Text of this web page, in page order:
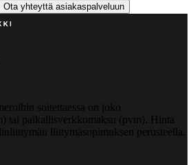
Ota yhteyttä asiakaspalveluun
soitettaessa on joko
tai paikallisverkkomaksu (pvm). Hinta
liittymäsopimuksen perusteella.